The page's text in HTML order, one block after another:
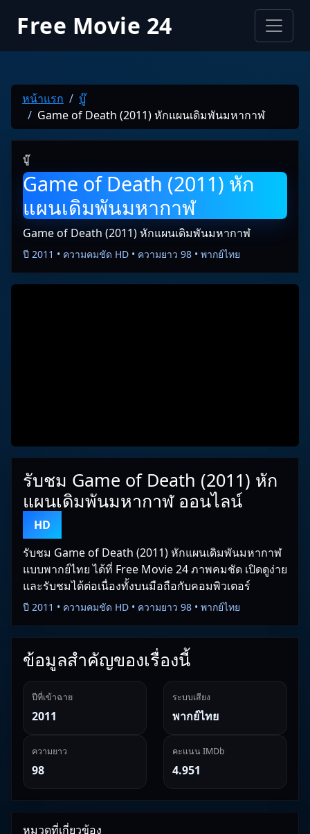
Free Movie 24
หน้าแรก
บู๊
Game of Death (2011) หักแผนเดิมพันมหากาฬ
บู๊
Game of Death (2011) หัก
แผนเดิมพันมหากาฬ
Game of Death (2011) หักแผนเดิมพันมหากาฬ
ปี 2011 • ความคมชัด HD • ความยาว 98 • พากย์ไทย
รับชม Game of Death (2011) หัก
แผนเดิมพันมหากาฬ ออนไลน์
HD
รับชม Game of Death (2011) หักแผนเดิมพันมหากาฬ
แบบพากย์ไทย ได้ที่ Free Movie 24 ภาพคมชัด เปิดดูง่าย
และรับชมได้ต่อเนื่องทั้งบนมือถือกับคอมพิวเตอร์
ปี 2011 • ความคมชัด HD • ความยาว 98 • พากย์ไทย
ข้อมูลสำคัญของเรื่องนี้
ปีที่เข้าฉาย
2011
ระบบเสียง
พากย์ไทย
ความยาว
98
คะแนน IMDb
4.951
หมวดที่เกี่ยวข้อง